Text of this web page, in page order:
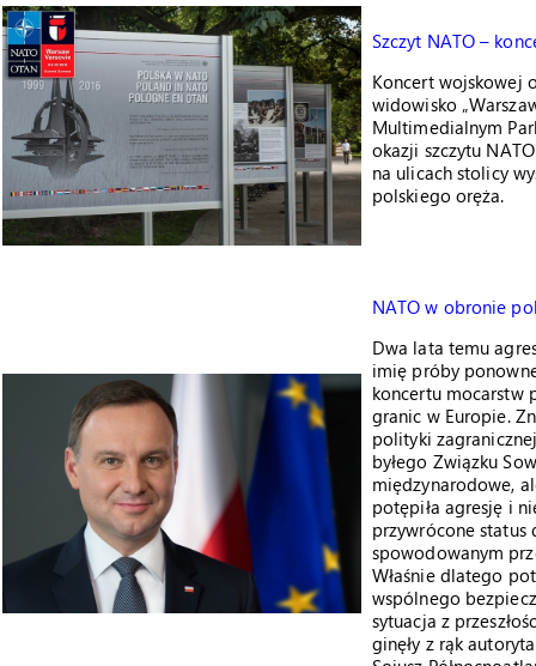
Szczyt NATO –
Koncert wojskowej
widowisko
Multimedialnym
okazji szczytu
na ulicach stolicy
polskiego oręża.
NATO w obronie
Dwa lata temu
imię próby
koncertu mocarstw
granic w Europie.
polityki
byłego Związku
międzynarodowe,
potępiła agresję i
przywrócone status
spowodowanym
Właśnie dlatego
wspólnego
sytuacja z
ginęły z rąk